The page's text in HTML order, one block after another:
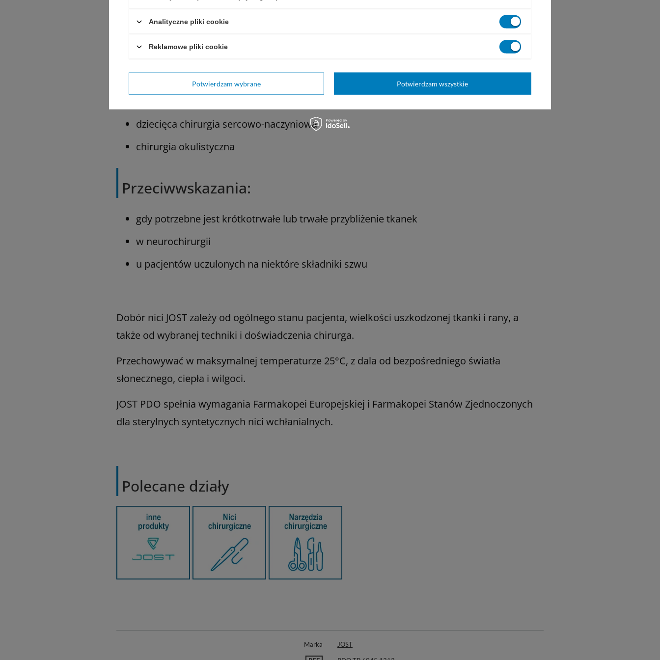
minimalna reakcja tkankowa
Zastosowanie:
dziecięca chirurgia sercowo-naczyniowa
chirurgia okulistyczna
Przeciwwskazania:
gdy potrzebne jest krótkotrwałe lub trwałe przybliżenie tkanek
w neurochirurgii
u pacjentów uczulonych na niektóre składniki szwu
Dobór nici JOST zależy od ogólnego stanu pacjenta, wielkości uszkodzonej tkanki i rany, a
także od wybranej techniki i doświadczenia chirurga.
Przechowywać w maksymalnej temperaturze 25°C, z dala od bezpośredniego światła
słonecznego, ciepła i wilgoci.
JOST PDO spełnia wymagania Farmakopei Europejskiej i Farmakopei Stanów Zjednoczonych
dla sterylnych syntetycznych nici wchłanialnych.
Polecane działy
Marka JOST
Analityczne pliki cookie
Reklamowe pliki cookie
Potwierdzam wybrane Potwierdzam wszystkie